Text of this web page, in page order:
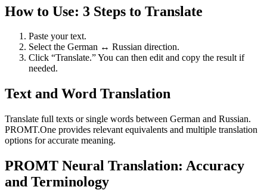
How to Use: 3 Steps to Translate
Paste your text.
Select the German ↔ Russian direction.
Click “Translate.” You can then edit and copy the result if
needed.
Text and Word Translation
Translate full texts or single words between German and Russian.
PROMT.One provides relevant equivalents and multiple translation
options for accurate meaning.
PROMT Neural Translation: Accuracy
and Terminology